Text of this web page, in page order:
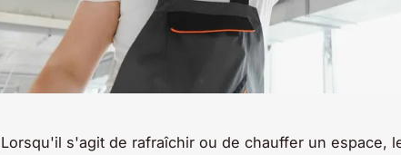
Lorsqu'il s'agit de rafraîchir ou de chauffer un espace,